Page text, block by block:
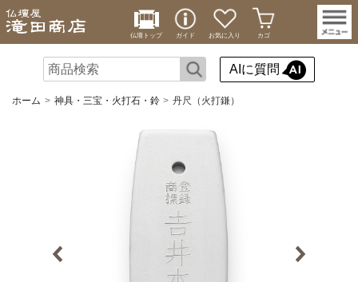
仏壇トップ ガイド お気に入り カゴ
AIに質問
ホーム 神具・三宝・火打石・鈴 丹尺（火打鎌）